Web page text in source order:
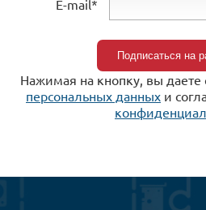
E-mail*
Нажимая на кнопку, вы даете
персональных данных и